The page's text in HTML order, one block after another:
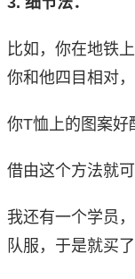
比如，你在地铁
你和他四目相对
你T恤上的图案好
借由这个方法就可
我还有一个学员
队服，于是就买